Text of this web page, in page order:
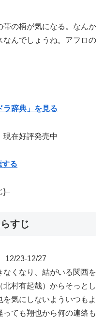
帯の柄が気になる。なんか
んでしょうね。アフロの
ラ辞典」を見る
、現在好評発売中
する
}–
すじ
12/23-12/27
くなり、結がいる関西を
村有起哉）からそっとし
気にしないよういつもよ
っても翔也から何の連絡も